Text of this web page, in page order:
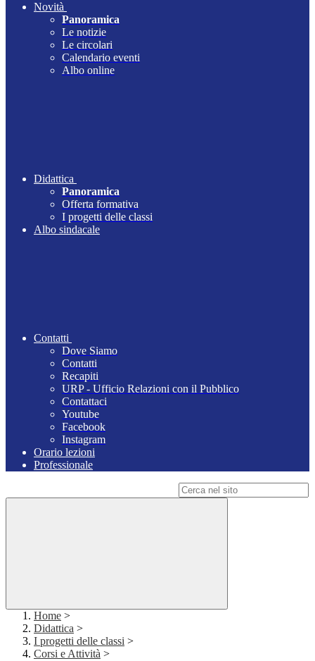
Novità
Panoramica
Le notizie
Le circolari
Calendario eventi
Albo online
Didattica
Panoramica
Offerta formativa
I progetti delle classi
Albo sindacale
Contatti
Dove Siamo
Contatti
Recapiti
URP - Ufficio Relazioni con il Pubblico
Contattaci
Youtube
Facebook
Instagram
Orario lezioni
Professionale
Home >
Didattica >
I progetti delle classi >
Corsi e Attività >